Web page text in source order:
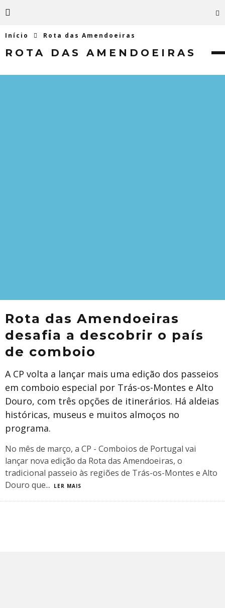
Início Rota das Amendoeiras
ROTA DAS AMENDOEIRAS
Rota das Amendoeiras
desafia a descobrir o país
de comboio
A CP volta a lançar mais uma edição dos passeios
em comboio especial por Trás-os-Montes e Alto
Douro, com três opções de itinerários. Há aldeias
históricas, museus e muitos almoços no
programa.
No mês de março, a CP - Comboios de Portugal vai
lançar nova edição da Rota das Amendoeiras, o
tradicional passeio às regiões de Trás-os-Montes e Alto
Douro que... LER MAIS